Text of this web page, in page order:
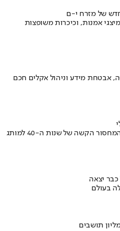
של מזרח י-ם
אמנות, וכיכרות משופצות
אבטחת מידע וניהול אקלים חכם
איך אסם הפכה את תקופת הצנע והמחסור הקשה של שנות ה-40 למותג
יצאה
בעולם